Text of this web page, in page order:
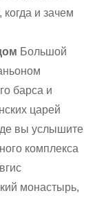
и зачем
Большой
барса и
царей
вы услышите
комплекса
монастырь,